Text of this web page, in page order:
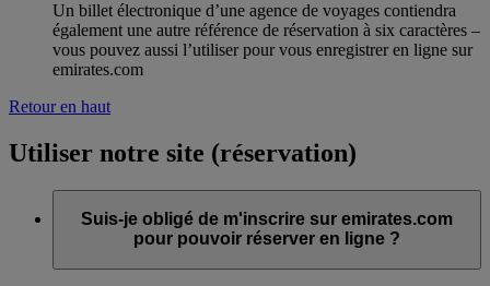
Un billet électronique d’une agence de voyages contiendra
également une autre référence de réservation à six caractères –
vous pouvez aussi l’utiliser pour vous enregistrer en ligne sur
emirates.com
Retour en haut
Utiliser notre site (réservation)
Suis-je obligé de m'inscrire sur emirates.com
pour pouvoir réserver en ligne ?